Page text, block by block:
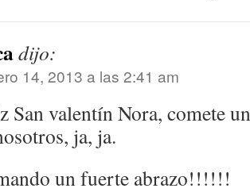
dijo:
14, 2013 a las 2:41 am
San valentín Nora, comete
ja, ja.
un fuerte abrazo!!!!!!